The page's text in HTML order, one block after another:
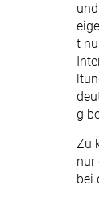
t
g
Zu
nur
bei